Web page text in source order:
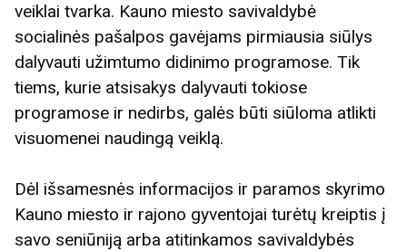
veiklai tvarka. Kauno miesto savivaldybė
socialinės pašalpos gavėjams pirmiausia siūlys
dalyvauti užimtumo didinimo programose. Tik
tiems, kurie atsisakys dalyvauti tokiose
programose ir nedirbs, galės būti siūloma atlikti
visuomenei naudingą veiklą.
Dėl išsamesnės informacijos ir paramos skyrimo
Kauno miesto ir rajono gyventojai turėtų kreiptis į
savo seniūniją arba atitinkamos savivaldybės